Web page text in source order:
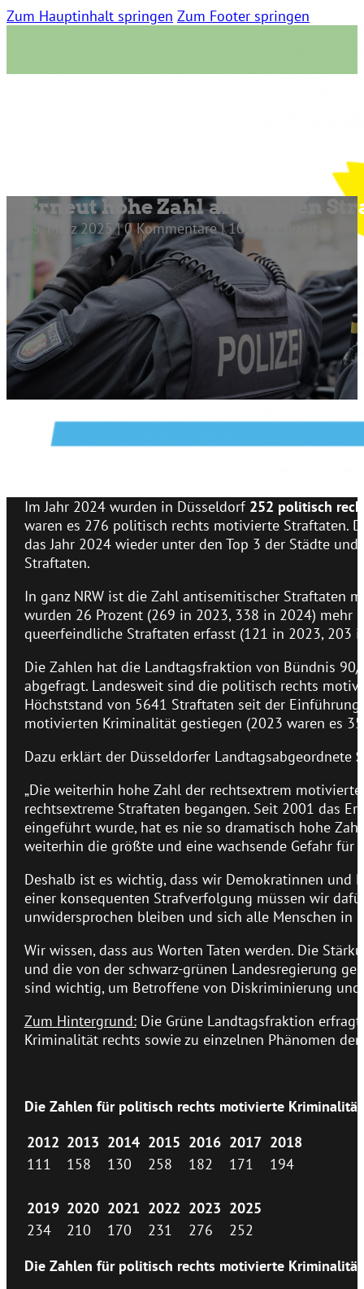
Zum Hauptinhalt springen Zum Footer springen
Erneut hohe Zahl an rechten
25. März 2025 | 0 Kommentare | 10:44 Lesezeit
Im Jahr 2024 wurden in Düsseldorf 252 politisch
waren es 276 politisch rechts motivierte Straftaten.
das Jahr 2024 wieder unter den Top 3 der Städte
Straftaten.
In ganz NRW ist die Zahl antisemitischer Straftaten
wurden 26 Prozent (269 in 2023, 338 in 2024)
queerfeindliche Straftaten erfasst (121 in 2023, 203
Die Zahlen hat die Landtagsfraktion von Bündnis
abgefragt. Landesweit sind die politisch rechts
Höchststand von 5641 Straftaten seit der
motivierten Kriminalität gestiegen (2023 waren es
Dazu erklärt der Düsseldorfer Landtagsabgeordnete
„Die weiterhin hohe Zahl der rechtsextrem
rechtsextreme Straftaten begangen. Seit 2001 das
eingeführt wurde, hat es nie so dramatisch hohe
weiterhin die größte und eine wachsende Gefahr für
Deshalb ist es wichtig, dass wir Demokratinnen und
einer konsequenten Strafverfolgung müssen wir
unwidersprochen bleiben und sich alle Menschen in
Wir wissen, dass aus Worten Taten werden. Die
und die von der schwarz-grünen Landesregierung
sind wichtig, um Betroffene von Diskriminierung und
Zum Hintergrund:Die Grüne Landtagsfraktion
Kriminalität rechts sowie zu einzelnen Phänomen
Die Zahlen für politisch rechts motivierte
2012 2013 2014 2015 2016 2017 2018
111
158 130 258 182 171 194
2019 2020 2021 2022 2023 2025
234
210 170 231 276
252
Die Zahlen für politisch rechts motivierte Kriminalität